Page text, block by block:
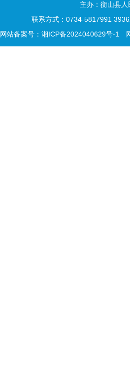
主办：衡山县
联系方式：0734-5817991
网站备案号：湘ICP备2024040629号-1